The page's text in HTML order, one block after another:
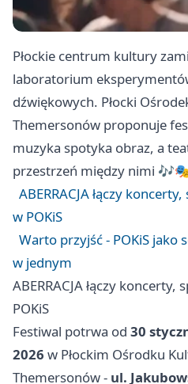
Płockie centrum kultury
laboratorium
dźwiękowych. Płocki
Themersonów proponuje
muzyka spotyka obraz, a
przestrzeń między nimi
ABERRACJA łączy
w POKiS
Warto przyjść - POKiS jako
w jednym
ABERRACJA łączy
POKiS
Festiwal potrwa od 30
2026 w Płockim Ośrodku
Themersonów - ul.